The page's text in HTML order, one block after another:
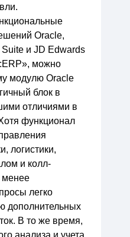
Oracle,
Suite и JD Edwards
можно
модулю Oracle
блок в
отличиями в
функционал
логистики,
и колл-
менее
легко
дополнительных
В то же время,
анализа и учета